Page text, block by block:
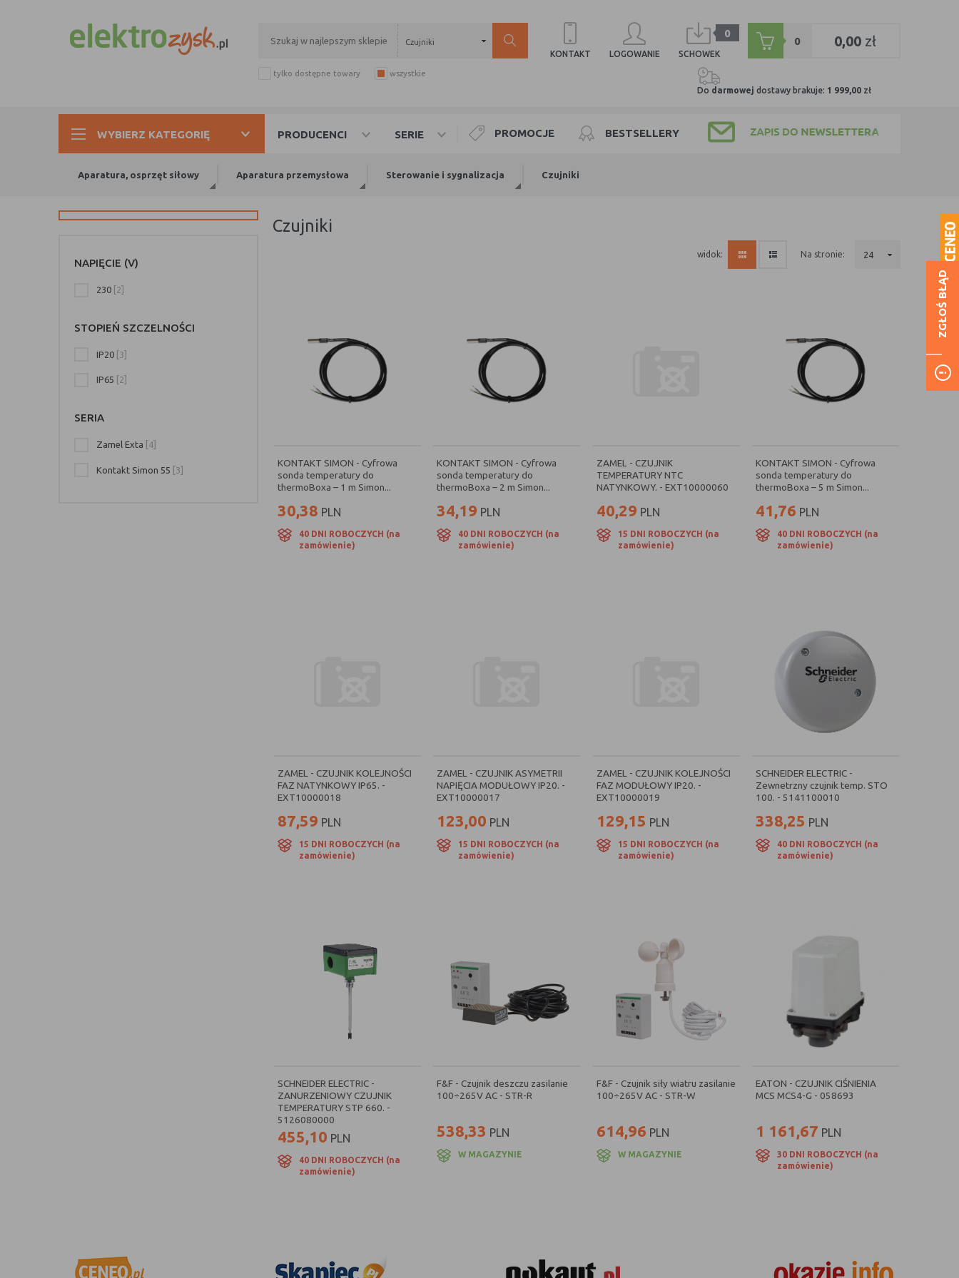
Czujniki
tylko dostępne towary wszystkie
KONTAKT LOGOWANIE
0
SCHOWEK
0 0,00 zł
Do darmowej dostawy brakuje: 1 999,00 zł
WYBIERZ KATEGORIĘ PRODUCENCI SERIE PROMOCJE BESTSELLERY
Aparatura, osprzęt siłowy Aparatura przemysłowa Sterowanie i sygnalizacja Czujniki
NAPIĘCIE (V)
230 [2]
STOPIEŃ SZCZELNOŚCI
IP20 [3]
IP65 [2]
SERIA
Zamel Exta [4]
Kontakt Simon 55 [3]
czujniki
widok: na stronie: 24
KONTAKT SIMON - Cyfrowa
sonda temperatury do
thermoBoxa – 1 m Simon...
30,38 PLN
40 DNI ROBOCZYCH (na
zamówienie)
KONTAKT SIMON - Cyfrowa
sonda temperatury do
thermoBoxa – 2 m Simon...
34,19 PLN
40 DNI ROBOCZYCH (na
zamówienie)
ZAMEL - CZUJNIK
TEMPERATURY NTC
NATYNKOWY. - EXT10000060
40,29 PLN
15 DNI ROBOCZYCH (na
zamówienie)
KONTAKT SIMON - Cyfrowa
sonda temperatury do
thermoBoxa – 5 m Simon...
41,76 PLN
40 DNI ROBOCZYCH (na
zamówienie)
ZAMEL - CZUJNIK KOLEJNOŚCI
FAZ NATYNKOWY IP65. -
EXT10000018
87,59 PLN
15 DNI ROBOCZYCH (na
zamówienie)
ZAMEL - CZUJNIK ASYMETRII
NAPIĘCIA MODUŁOWY IP20. -
EXT10000017
123,00 PLN
15 DNI ROBOCZYCH (na
zamówienie)
ZAMEL - CZUJNIK KOLEJNOŚCI
FAZ MODUŁOWY IP20. -
EXT10000019
129,15 PLN
15 DNI ROBOCZYCH (na
zamówienie)
SCHNEIDER ELECTRIC -
Zewnetrzny czujnik temp. STO
100. - 5141100010
338,25 PLN
40 DNI ROBOCZYCH (na
zamówienie)
SCHNEIDER ELECTRIC -
ZANURZENIOWY CZUJNIK
TEMPERATURY STP 660. -
5126080000
455,10 PLN
40 DNI ROBOCZYCH (na
zamówienie)
F&F - Czujnik deszczu zasilanie
100÷265V AC - STR-R
538,33 PLN
W MAGAZYNIE
F&F - Czujnik siły wiatru zasilanie
100÷265V AC - STR-W
614,96 PLN
W MAGAZYNIE
EATON - CZUJNIK CIŚNIENIA
MCS MCS4-G - 058693
1 161,67 PLN
30 DNI ROBOCZYCH (na
zamówienie)
ZGŁOŚ BŁĄD